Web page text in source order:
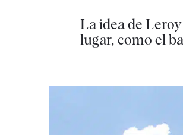
La idea de
lugar, como el